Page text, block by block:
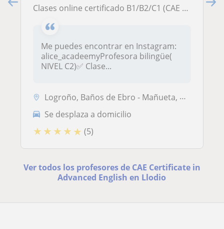
Clases online certificado B1/B2/C1 (CAE + EOI+APTIS)+MATERIAL INCLUIDO 📕📘 profesora biligue✅
Me puedes encontrar en Instagram:
alice_acadeemyProfesora bilingüe(
NIVEL C2)✅ Clase...
Logroño, Baños de Ebro - Mañueta, Bernedo, Albelda de Iregua, Bezares, Bargota
Se desplaza a domicilio
★ ★ ★ ★ ★ (5)
Ver todos los profesores de CAE Certificate in
Advanced English en Llodio